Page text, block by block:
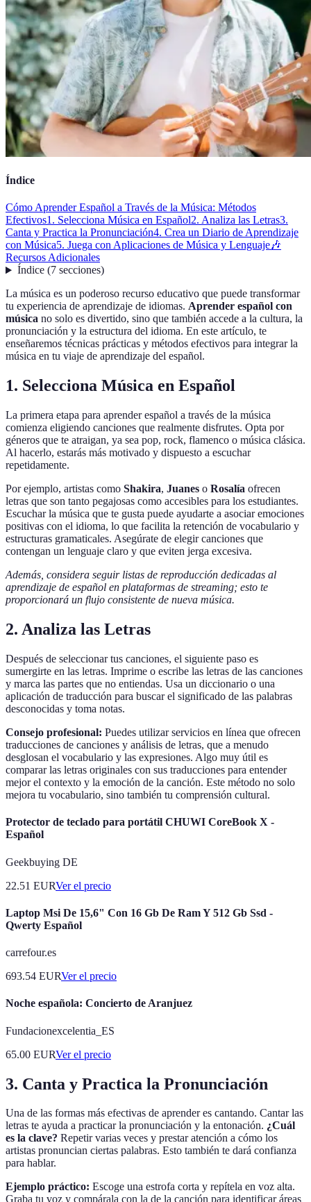
Índice
Cómo Aprender Español a Través de la Música: Métodos
Efectivos1. Selecciona Música en Español2. Analiza las Letras3.
Canta y Practica la Pronunciación4. Crea un Diario de Aprendizaje
con Música5. Juega con Aplicaciones de Música y Lenguaje🎶
Recursos Adicionales
Índice(7 secciones)
La música es un poderoso recurso educativo que puede transformar
tu experiencia de aprendizaje de idiomas. Aprender español con
música no solo es divertido, sino que también accede a la cultura, la
pronunciación y la estructura del idioma. En este artículo, te
enseñaremos técnicas prácticas y métodos efectivos para integrar la
música en tu viaje de aprendizaje del español.
1. Selecciona Música en Español
La primera etapa para aprender español a través de la música
comienza eligiendo canciones que realmente disfrutes. Opta por
géneros que te atraigan, ya sea pop, rock, flamenco o música clásica.
Al hacerlo, estarás más motivado y dispuesto a escuchar
repetidamente.
Por ejemplo, artistas como Shakira, Juanes o Rosalía ofrecen
letras que son tanto pegajosas como accesibles para los estudiantes.
Escuchar la música que te gusta puede ayudarte a asociar emociones
positivas con el idioma, lo que facilita la retención de vocabulario y
estructuras gramaticales. Asegúrate de elegir canciones que
contengan un lenguaje claro y que eviten jerga excesiva.
Además, considera seguir listas de reproducción dedicadas al
aprendizaje de español en plataformas de streaming; esto te
proporcionará un flujo consistente de nueva música.
2. Analiza las Letras
Después de seleccionar tus canciones, el siguiente paso es
sumergirte en las letras. Imprime o escribe las letras de las canciones
y marca las partes que no entiendas. Usa un diccionario o una
aplicación de traducción para buscar el significado de las palabras
desconocidas y toma notas.
Consejo profesional: Puedes utilizar servicios en línea que ofrecen
traducciones de canciones y análisis de letras, que a menudo
desglosan el vocabulario y las expresiones. Algo muy útil es
comparar las letras originales con sus traducciones para entender
mejor el contexto y la emoción de la canción. Este método no solo
mejora tu vocabulario, sino también tu comprensión cultural.
Protector de teclado para portátil CHUWI CoreBook X -
Español
Geekbuying DE
22.51 EURVer el precio
Laptop Msi De 15,6" Con 16 Gb De Ram Y 512 Gb Ssd -
Qwerty Español
carrefour.es
693.54 EURVer el precio
Noche española: Concierto de Aranjuez
Fundacionexcelentia_ES
65.00 EURVer el precio
3. Canta y Practica la Pronunciación
Una de las formas más efectivas de aprender es cantando. Cantar las
letras te ayuda a practicar la pronunciación y la entonación. ¿Cuál
es la clave? Repetir varias veces y prestar atención a cómo los
artistas pronuncian ciertas palabras. Esto también te dará confianza
para hablar.
Ejemplo práctico: Escoge una estrofa corta y repítela en voz alta.
Graba tu voz y compárala con la de la canción para identificar áreas